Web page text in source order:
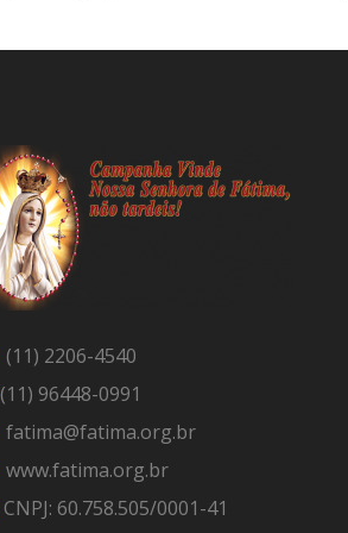
(11) 2206-4540
(11) 96448-0991
fatima@fatima.org.br
www.fatima.org.br
CNPJ: 60.758.505/0001-41